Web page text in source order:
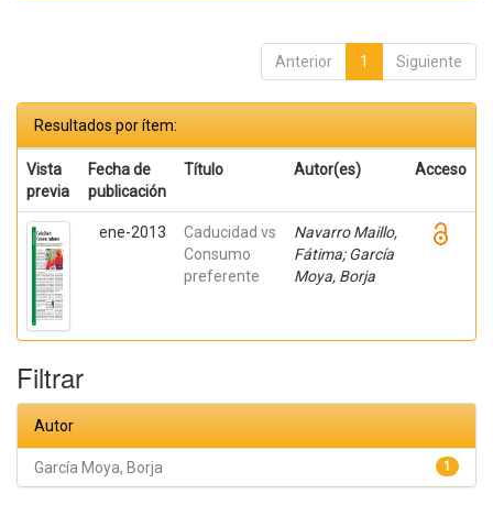
Anterior 1 Siguiente
Resultados por ítem:
Vista
previa
Fecha de
publicación
Título Autor(es) Acceso
ene-2013
Caducidad vs
Consumo
preferente
Navarro Maillo,
Fátima; García
Moya, Borja
Filtrar
Autor
1
García Moya, Borja